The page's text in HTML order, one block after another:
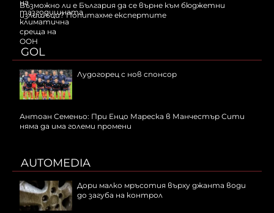
Възможно ли е България да се върне към бюджетни
излишъци? Попитахме експертите
GOL
Лудогорец с нов спонсор
Антоан Семеньо: При Енцо Мареска в Манчестър Сити
няма да има големи промени
AUTOMEDIA
Дори малко мръсотия върху джанта води
до загуба на контрол